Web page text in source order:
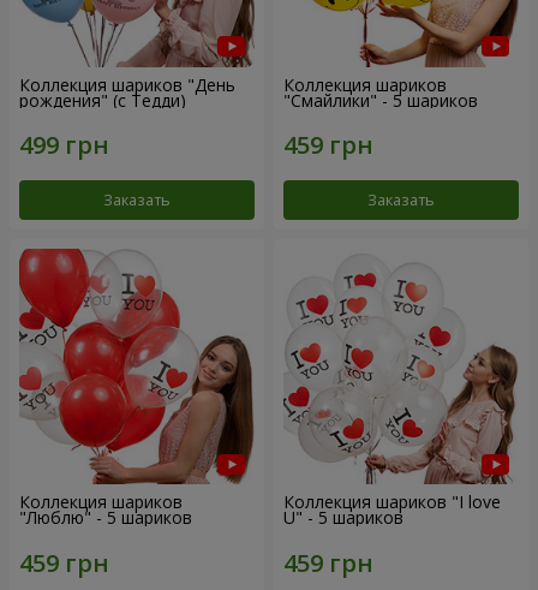
Коллекция шариков "День
рождения" (с Тедди)
Заказать
Коллекция шариков
"Смайлики" - 5 шариков
Заказать
Коллекция шариков
"Люблю" - 5 шариков
Коллекция шариков "I love
U" - 5 шариков